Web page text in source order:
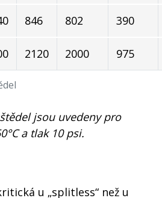
846 802 390
2120 2000 975
jsou uvedeny pro
a tlak 10 psi.
u „splitless“ než u